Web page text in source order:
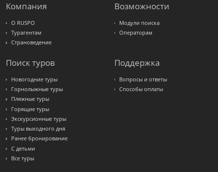
Интурист
Компания
О RUSPO
Турагентам
Страноведение
Возможности
Модули поиска
Операторам
Поиск туров
Новогодние туры
Горнолыжные туры
Пляжные туры
Горящие туры
Экскурсионные туры
Туры выходного дня
Ранее бронирование
С детьми
Все туры
Поддержка
Вопросы и ответы
Способы оплаты